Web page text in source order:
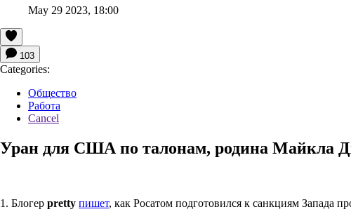
May 29 2023, 18:00
103
Categories:
Общество
Работа
Cancel
Уран для США по талонам, родина Майкла
1. Блогер pretty пишет, как Росатом подготовился к санкциям Запада